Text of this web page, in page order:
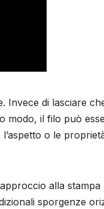
Invece di lasciare
modo, il filo può
o le
alla stampa
sporgenze